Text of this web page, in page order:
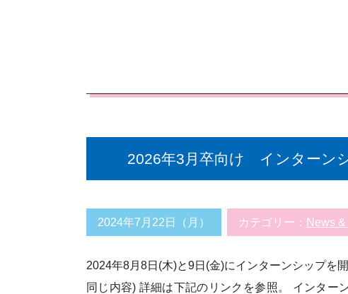
2026年3月卒向け インターン
2024年7月22日（月） カテゴリー： News
2024年8月8日(木)と9日(金)にインターンシップを
同じ内容) 詳細は下記のリンクを参照。 インター